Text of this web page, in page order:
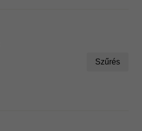
Szűrés